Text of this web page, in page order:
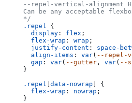
--repel-vertical-alignment
Can be any acceptable
*/
.repel {
  display
: flex ;
  flex-wrap
: wrap ;
  justify-content
: space-
  align-items
: var( --repel-
  gap
: var( --gutter , var( --
}
.repel data-nowrap ] {
  flex-wrap
: nowrap ;
}